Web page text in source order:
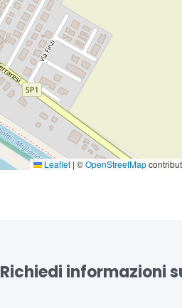
Leaflet | ©OpenStreetMap
Richiedi informazioni